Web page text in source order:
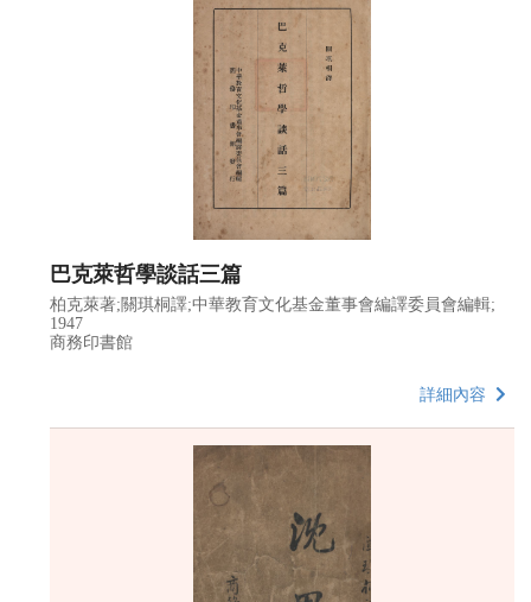
巴克萊哲學談話三篇
柏克萊著;關琪桐譯;中華教育文化基金董事會編譯委員會編輯;
1947
商務印書館
詳細內容